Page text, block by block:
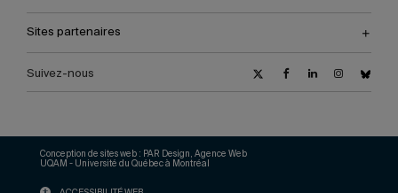
Sites partenaires
Suivez-nous
UQAM - Université du Québec à Montréal
Conception de sites web : PAR Design, Agence Web